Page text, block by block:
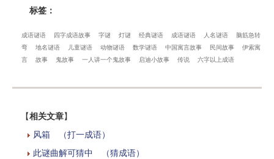
标签：
成语谜语 四字成语故事 字谜 灯谜 经典谜语 成语谜语 人名谜语
脑筋急转
弯
地名谜语 儿童谜语 动物谜语 数学谜语 中国寓言故事 民间故事
伊索寓
言
故事 鬼故事 一人讲一个鬼故事 启迪小故事 传说 六字以上成语
【相关文章】
风箱 （打一成语）
此谜曲解可猜中 （猜成语）